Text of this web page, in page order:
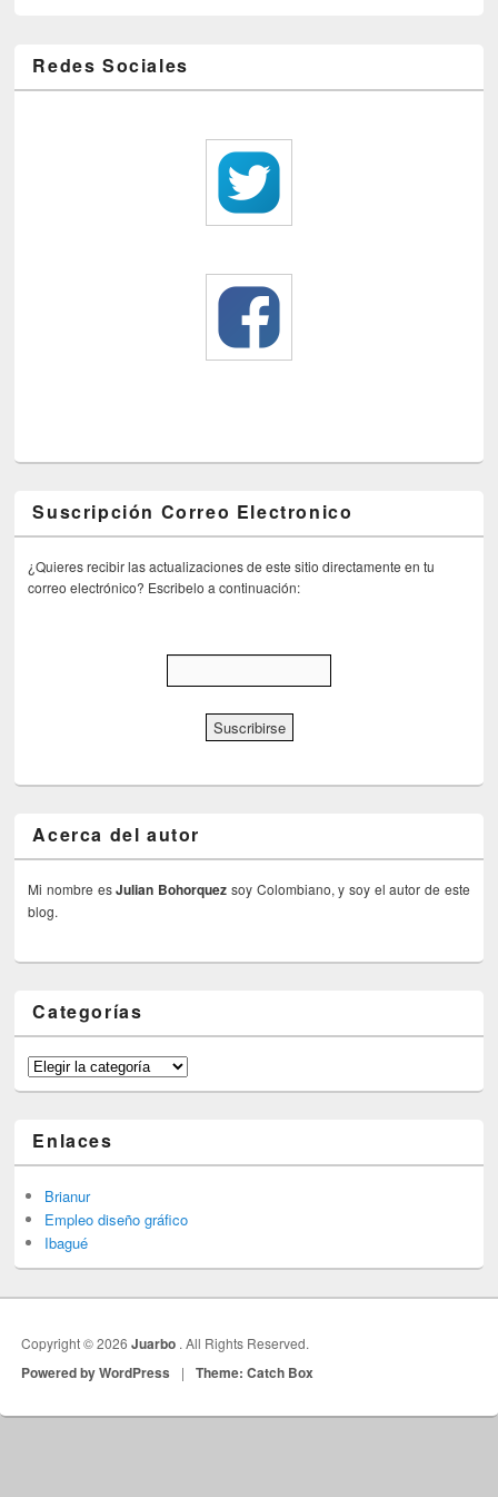
Redes Sociales
Suscripción Correo Electronico
¿Quieres recibir las actualizaciones de este sitio directamente en tu
correo electrónico? Escribelo a continuación:
Acerca del autor
Mi nombre esJulian Bohorquez soy Colombiano, y soy el autor de este
blog.
Categorías
Categorías
Enlaces
Brianur
Empleo diseño gráfico
Ibagué
Copyright © 2026Juarbo . All Rights Reserved.
Powered by WordPress | Theme: Catch Box